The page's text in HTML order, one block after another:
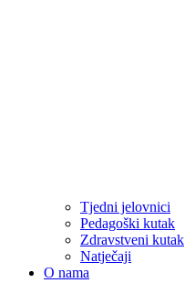
Tjedni jelovnici
Pedagoški kutak
Zdravstveni kutak
Natječaji
O nama